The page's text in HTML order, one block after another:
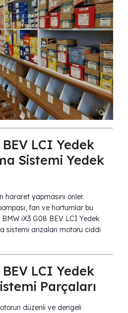
LCI Yedek
Sistemi Yedek
yapmasını önler.
fan ve hortumlar bu
iX3 G08 BEV LCI Yedek
arızaları motoru ciddi
LCI Yedek
Parçaları
düzenli ve dengeli